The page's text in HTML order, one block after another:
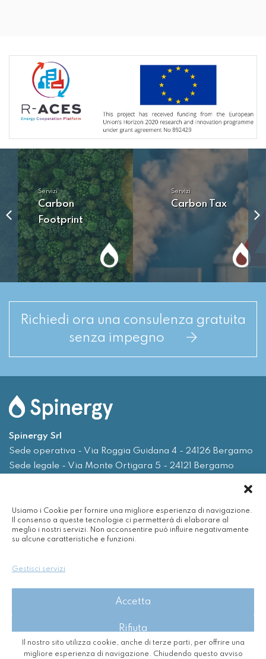
Usiamo i Cookie per fornire una migliore esperienza di navigazione.
Il consenso a queste tecnologie ci permetterà di elaborare al
meglio i nostri servizi. Non acconsentire può influire negativamente
su alcune caratteristiche e funzioni.
Gestisci servizi
Accetta
Rifiuta
Visualizza le preferenze
Servizi
Carbon
Footprint
Servizi
Carbon Tax
Richiedi ora una consulenza gratuita
senza impegno
Spinergy Srl
Sede operativa - Via Roggia Guidana 4 - 24126 Bergamo
Sede legale - Via Monte Ortigara 5 - 24121 Bergamo
Email
info@spinergy.it
Servizi
Il nostro sito utilizza cookie, anche di terze parti, per offrire una
migliore esperienza di navigazione. Chiudendo questo avviso